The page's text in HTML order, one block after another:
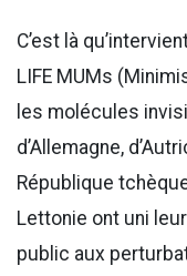
C’est là
LIFE MUMs
les molécules
d’Allemagne,
République
Lettonie ont uni
public aux